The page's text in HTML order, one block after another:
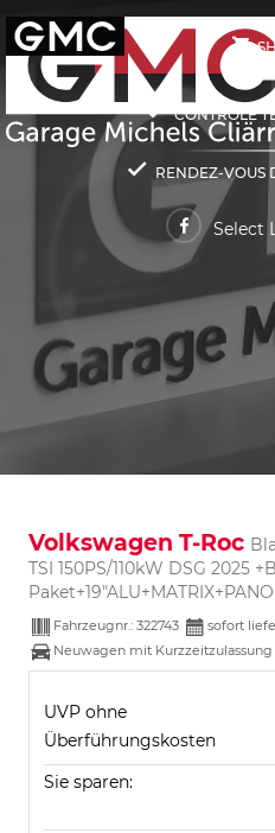
CONTRÔLE
RENDEZ-VOUS
Select
Volkswagen T-Roc
TSI 150PS/110kW DSG 2025
Paket+19"ALU+MATRIX+PANO
Fahrzeugnr.: 322743
sofort
Neuwagen mit Kurzzeitzulassung
UVP ohne
Überführungskosten
Sie sparen: